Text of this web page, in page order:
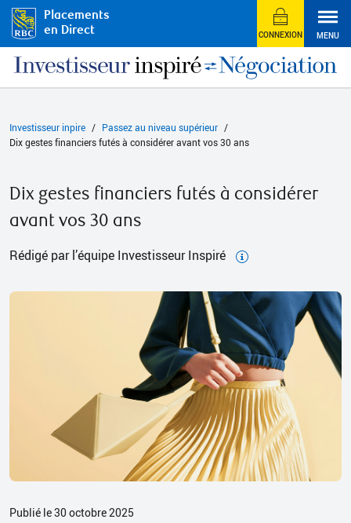
Placements
en Direct
CONNEXION MENU
Investisseur inpire
Passez au niveau supérieur
Dix gestes financiers futés à considérer avant vos 30 ans
Dix gestes financiers futés à considérer
avant vos 30 ans
Rédigé par l’équipe Investisseur Inspiré
Publié le 30 octobre 2025